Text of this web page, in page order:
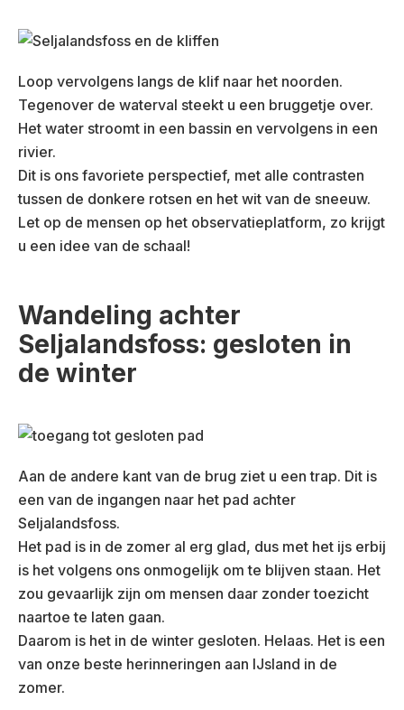
Loop vervolgens langs de klif naar het noorden.
Tegenover de waterval steekt u een bruggetje over.
Het water stroomt in een bassin en vervolgens in een
rivier.
Dit is ons favoriete perspectief, met alle contrasten
tussen de donkere rotsen en het wit van de sneeuw.
Let op de mensen op het observatieplatform, zo krijgt
u een idee van de schaal!
Wandeling achter
Seljalandsfoss: gesloten in
de winter
Aan de andere kant van de brug ziet u een trap. Dit is
een van de ingangen naar het pad achter
Seljalandsfoss.
Het pad is in de zomer al erg glad, dus met het ijs erbij
is het volgens ons onmogelijk om te blijven staan. Het
zou gevaarlijk zijn om mensen daar zonder toezicht
naartoe te laten gaan.
Daarom is het in de winter gesloten. Helaas. Het is een
van onze beste herinneringen aan IJsland in de
zomer.